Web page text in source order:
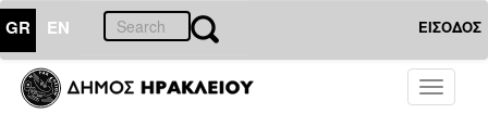
GR EN ΕΙΣΟΔΟΣ
Toggle
ΕΠΙΚΑΙΡΟΤΗΤΑ